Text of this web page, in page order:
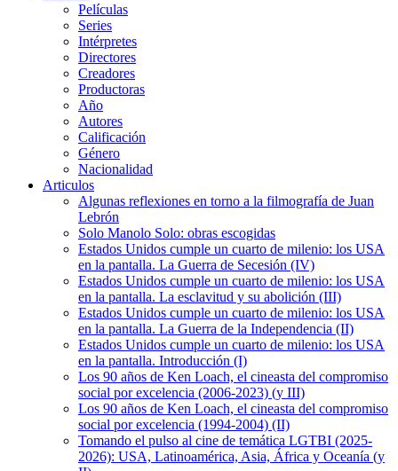
Películas
Series
Intérpretes
Directores
Creadores
Productoras
Año
Autores
Calificación
Género
Nacionalidad
Articulos
Algunas reflexiones en torno a la filmografía de Juan
Lebrón
Solo Manolo Solo: obras escogidas
Estados Unidos cumple un cuarto de milenio: los USA
en la pantalla. La Guerra de Secesión (IV)
Estados Unidos cumple un cuarto de milenio: los USA
en la pantalla. La esclavitud y su abolición (III)
Estados Unidos cumple un cuarto de milenio: los USA
en la pantalla. La Guerra de la Independencia (II)
Estados Unidos cumple un cuarto de milenio: los USA
en la pantalla. Introducción (I)
Los 90 años de Ken Loach, el cineasta del compromiso
social por excelencia (2006-2023) (y III)
Los 90 años de Ken Loach, el cineasta del compromiso
social por excelencia (1994-2004) (II)
Tomando el pulso al cine de temática LGTBI (2025-
2026): USA, Latinoamérica, Asia, África y Oceanía (y